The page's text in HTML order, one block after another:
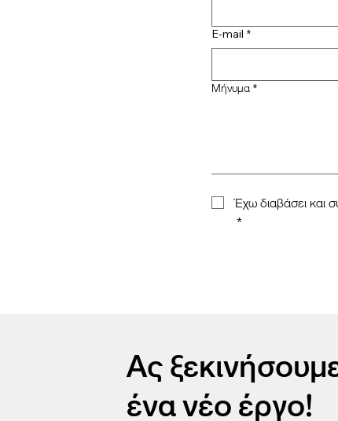
E-mail *
Μήνυμα *
Έχω διαβάσει και
*
Ας
ένα νέο έργο!